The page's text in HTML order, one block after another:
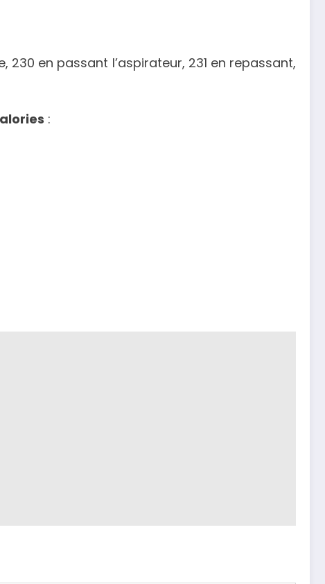
230 en passant l’aspirateur, 231 en repassant,
: